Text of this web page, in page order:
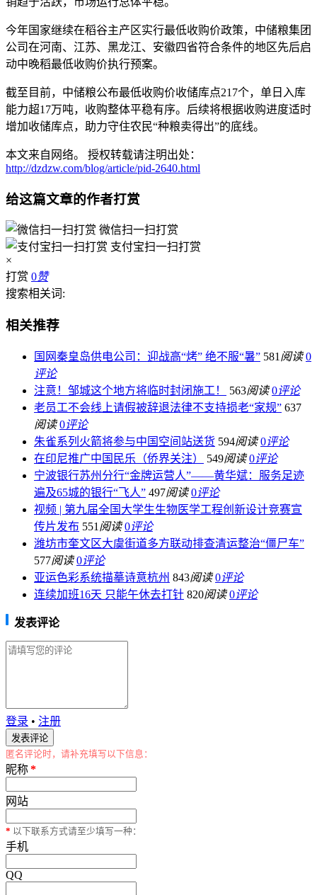
今年国家继续在稻谷主产区实行最低收购价政策，中储粮集团
公司在河南、江苏、黑龙江、安徽四省符合条件的地区先后启
动中晚稻最低收购价执行预案。
截至目前，中储粮公布最低收购价收储库点217个，单日入库
能力超17万吨，收购整体平稳有序。后续将根据收购进度适时
增加收储库点，助力守住农民“种粮卖得出”的底线。
本文来自网络。 授权转载请注明出处：
http://dzdzw.com/blog/article/pid-2640.html
给这篇文章的作者打赏
微信扫一扫打赏
支付宝扫一扫打赏
×
打赏 0赞
搜索相关词:
相关推荐
国网秦皇岛供电公司：迎战高“烤” 绝不服“暑” 581 阅读 0
评论
注意！邹城这个地方将临时封闭施工！
563阅读 0评论
老员工不会线上请假被辞退法律不支持损老“家规” 637
阅读 0评论
朱雀系列火箭将参与中国空间站送货 594阅读 0评论
在印尼推广中国民乐（侨界关注）
549阅读 0评论
宁波银行苏州分行“金牌运营人”——黄华斌：服务足迹
遍及65城的银行“飞人” 497阅读 0评论
视频 | 第九届全国大学生生物医学工程创新设计竞赛宣
传片发布 551 阅读 0评论
潍坊市奎文区大虞街道多方联动排查清运整治“僵尸车”
577阅读 0评论
亚运色彩系统描摹诗意杭州 843阅读 0评论
连续加班16天 只能午休去打针 820阅读 0评论
发表评论
登录 • 注册
匿名评论时，请补充填写以下信息：
昵称*
网站
* 以下联系方式请至少填写一种：
手机
QQ